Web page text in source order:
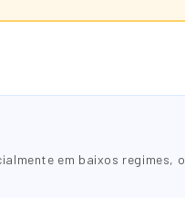
em baixos regimes, o